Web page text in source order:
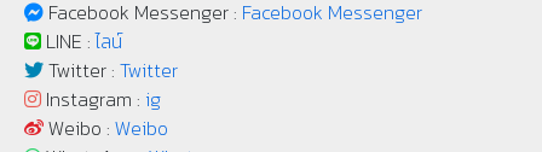
Facebook Messenger : Facebook Messenger
LINE :ไลน์
Twitter : Twitter
Instagram : ig
Weibo : Weibo